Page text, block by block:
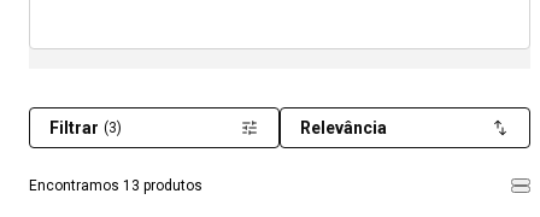
Encontramos 13 produtos
Filtrar (3) Relevância